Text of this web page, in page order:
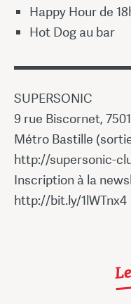
Happy Hour de
Hot Dog au bar
SUPERSONIC
9 rue Biscornet,
Métro Bastille
http://supersonic-
Inscription à la
http://bit.ly/1lWTnx4